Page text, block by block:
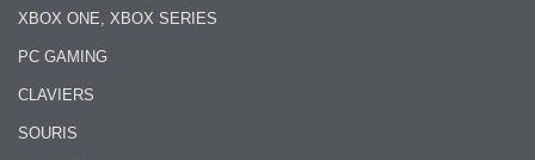
XBOX ONE, XBOX SERIES
PC GAMING
CLAVIERS
SOURIS